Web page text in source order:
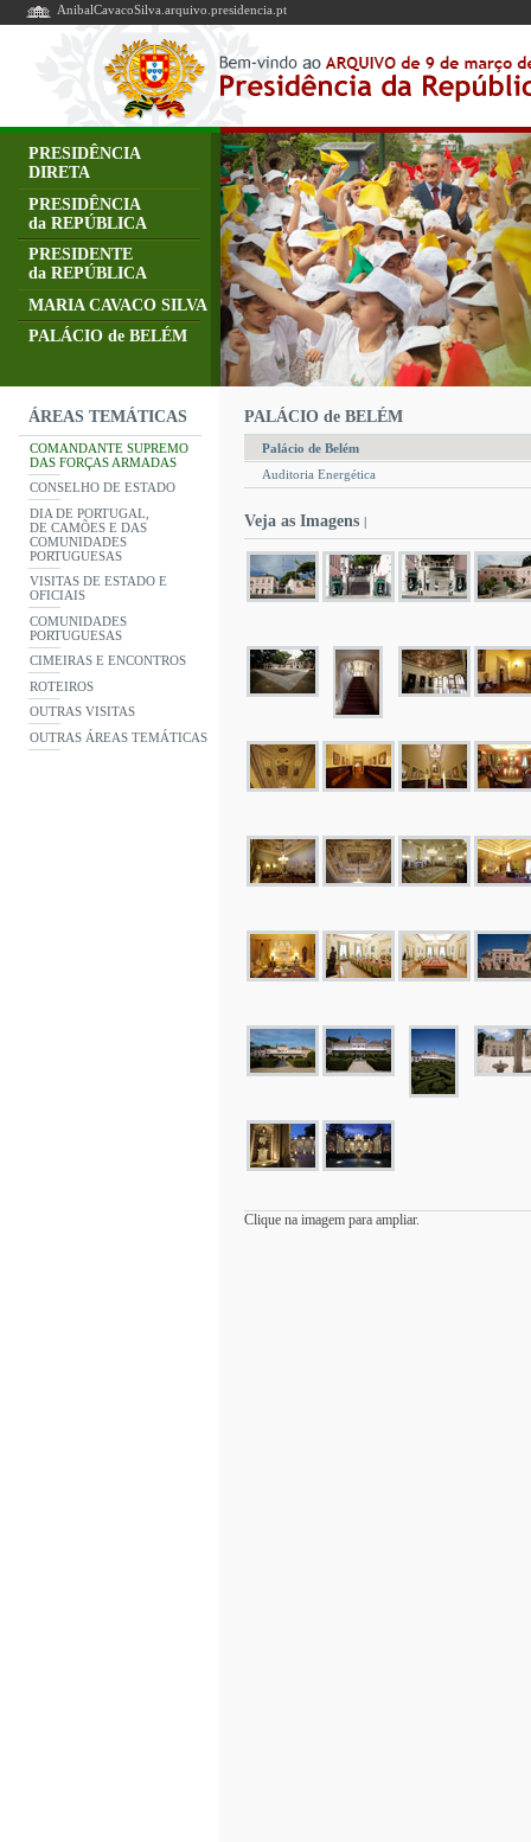
AnibalCavacoSilva.arquivo.presidencia.pt
PRESIDÊNCIA
DIRETA
PRESIDÊNCIA
da REPÚBLICA
PRESIDENTE
da REPÚBLICA
MARIA CAVACO SILVA
PALÁCIO de BELÉM
ÁREAS TEMÁTICAS
COMANDANTE SUPREMO
DAS FORÇAS ARMADAS
CONSELHO DE ESTADO
DIA DE PORTUGAL,
DE CAMÕES E DAS
COMUNIDADES
PORTUGUESAS
VISITAS DE ESTADO E
OFICIAIS
COMUNIDADES
PORTUGUESAS
CIMEIRAS E ENCONTROS
ROTEIROS
OUTRAS VISITAS
OUTRAS ÁREAS TEMÁTICAS
PALÁCIO de BELÉM
Palácio de Belém
Auditoria Energética
Veja as Imagens |
Clique na imagem para ampliar.